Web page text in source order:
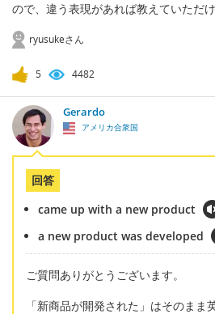
ので、違う表現があれば教えていただ
ryusukeさん
5 4482
Gerardo
アメリカ合衆国
回答
came up with a new product
a new product was developed
ご質問ありがとうございます。
「新商品が開発された」はそのま